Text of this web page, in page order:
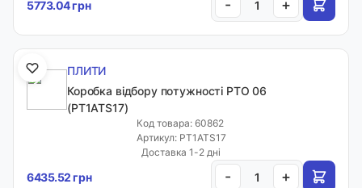
5773.04 грн - +
ПЛИТИ
Коробка відбору потужності PTO 06
(PT1ATS17)
Код товара: 60862
Артикул: PT1ATS17
Доставка 1-2 дні
6435.52 грн - +